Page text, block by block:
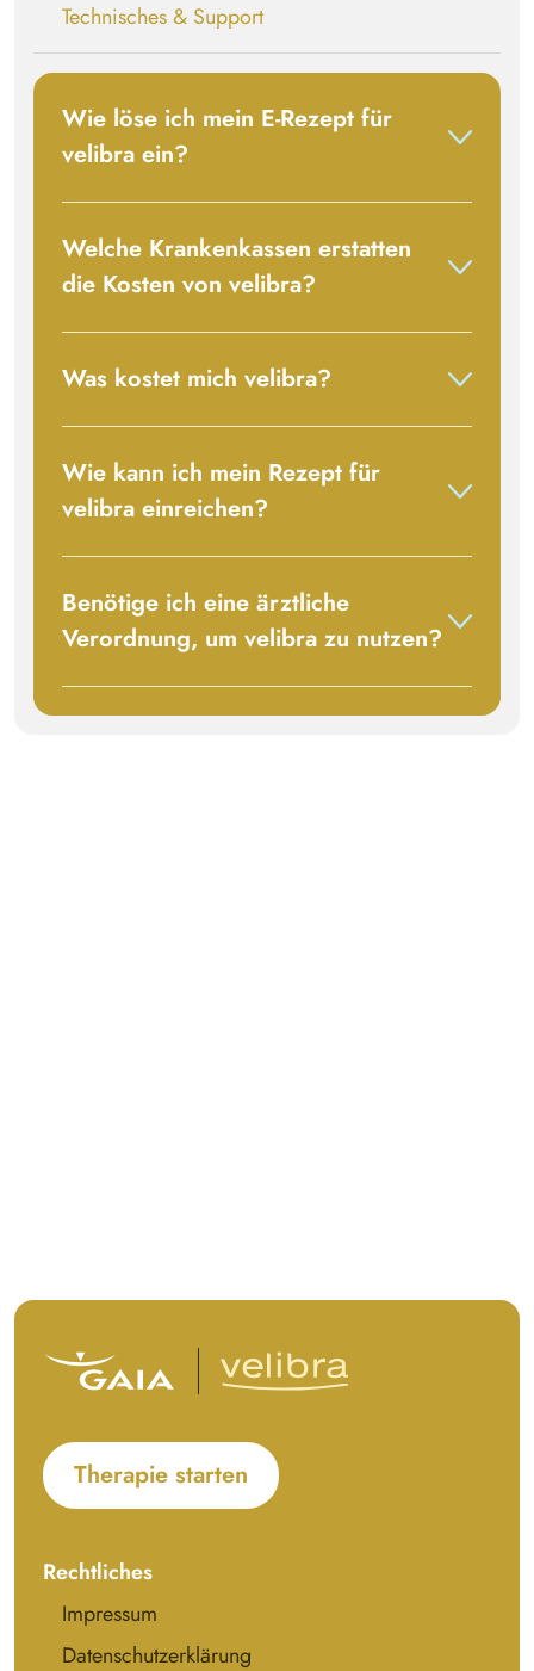
Technisches & Support
Wie löse ich mein E-Rezept für
velibra ein?
Welche Krankenkassen erstatten
die Kosten von velibra?
Was kostet mich velibra?
Wie kann ich mein Rezept für
velibra einreichen?
Benötige ich eine ärztliche
Verordnung, um velibra zu nutzen?
Therapie starten
Rechtliches
Impressum
Datenschutzerklärung